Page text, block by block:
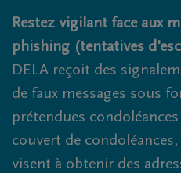
Restez vigilant face aux
phishing (tentatives
DELA reçoit des
de faux messages sous
prétendues
couvert de condoléances,
visent à obtenir des